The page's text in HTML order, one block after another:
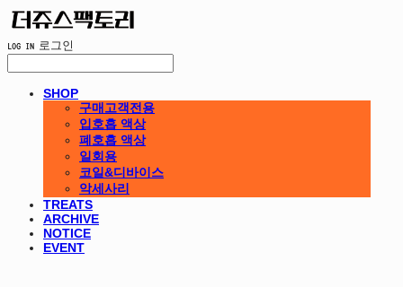
LOG IN 로그인
SHOP
구매고객전용
입호흡 액상
폐호흡 액상
일회용
코일&디바이스
악세사리
TREATS
ARCHIVE
NOTICE
EVENT